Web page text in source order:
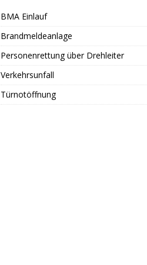
BMA Einlauf
Brandmeldeanlage
Personenrettung über Drehleiter
Verkehrsunfall
Türnotöffnung